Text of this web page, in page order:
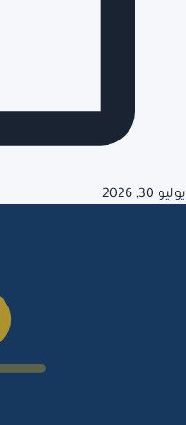
يوليو 30, 2026